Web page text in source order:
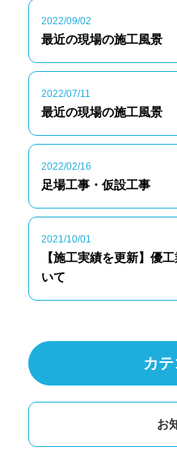
2022/09/02
最近の現場の施工風景
2022/07/11
最近の現場の施工風景
2022/02/16
足場工事・仮設工事
2021/10/01
【施工実績を更新】優
いて
カ
お